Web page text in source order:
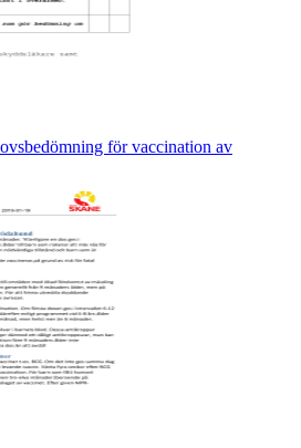
för vaccination av